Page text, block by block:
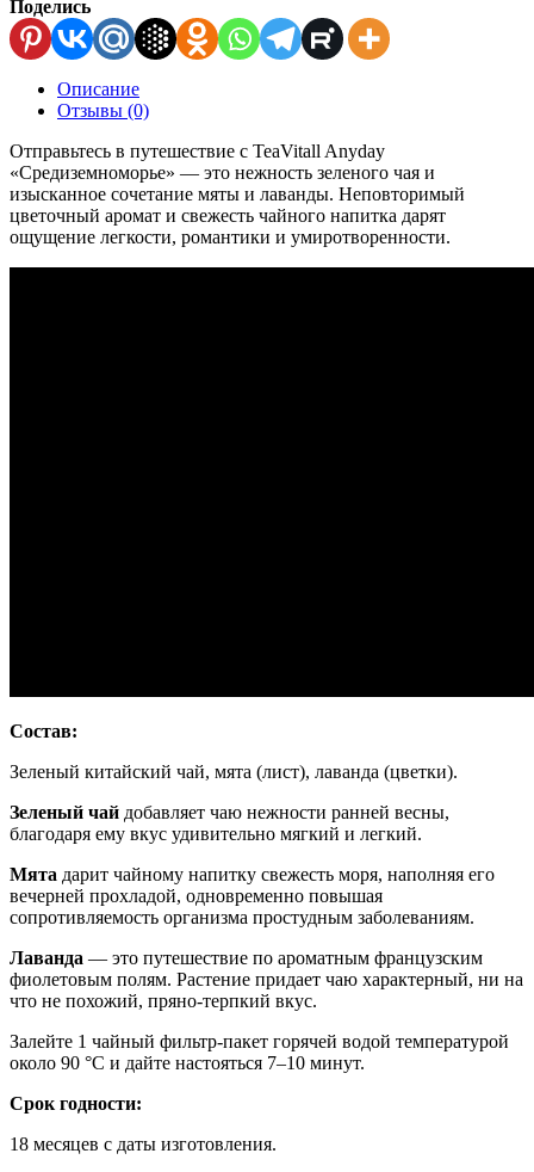
Поделись
Описание
Отзывы (0)
Отправьтесь в путешествие с TeaVitall Anyday
«Средиземноморье» — это нежность зеленого чая и
изысканное сочетание мяты и лаванды. Неповторимый
цветочный аромат и свежесть чайного напитка дарят
ощущение легкости, романтики и умиротворенности.
Состав:
Зеленый китайский чай, мята (лист), лаванда (цветки).
Зеленый чай добавляет чаю нежности ранней весны,
благодаря ему вкус удивительно мягкий и легкий.
Мята дарит чайному напитку свежесть моря, наполняя его
вечерней прохладой, одновременно повышая
сопротивляемость организма простудным заболеваниям.
Лаванда — это путешествие по ароматным французским
фиолетовым полям. Растение придает чаю характерный, ни на
что не похожий, пряно-терпкий вкус.
Залейте 1 чайный фильтр-пакет горячей водой температурой
около 90 °C и дайте настояться 7–10 минут.
Срок годности:
18 месяцев с даты изготовления.